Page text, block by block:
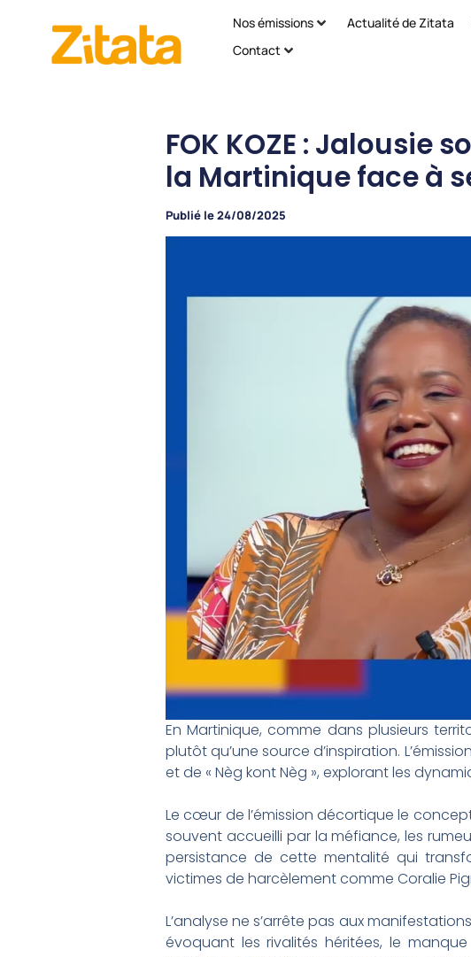
Nos émissions Actualité de Zitata
Contact
FOK KOZE : Jalousie
la Martinique face à
Publié le24/08/2025
En Martinique, comme dans plusieurs
plutôt qu’une source d’inspiration.
et de « Nèg kont Nèg », explorant les
Le cœur de l’émission décortique le
souvent accueilli par la méfiance, les
persistance de cette mentalité qui
victimes de harcèlement comme Coralie
L’analyse ne s’arrête pas aux
évoquant les rivalités héritées, le